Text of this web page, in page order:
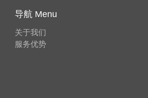
导航 Menu
关于我们
服务优势